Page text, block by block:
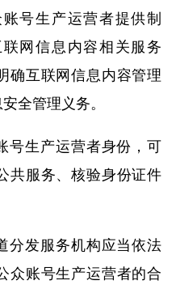
号生产运营者提供制
网信息内容相关服务
确互联网信息内容管理
全管理义务。
号生产运营者身份，可
共服务、核验身份证件
分发服务机构应当依法
众账号生产运营者的合